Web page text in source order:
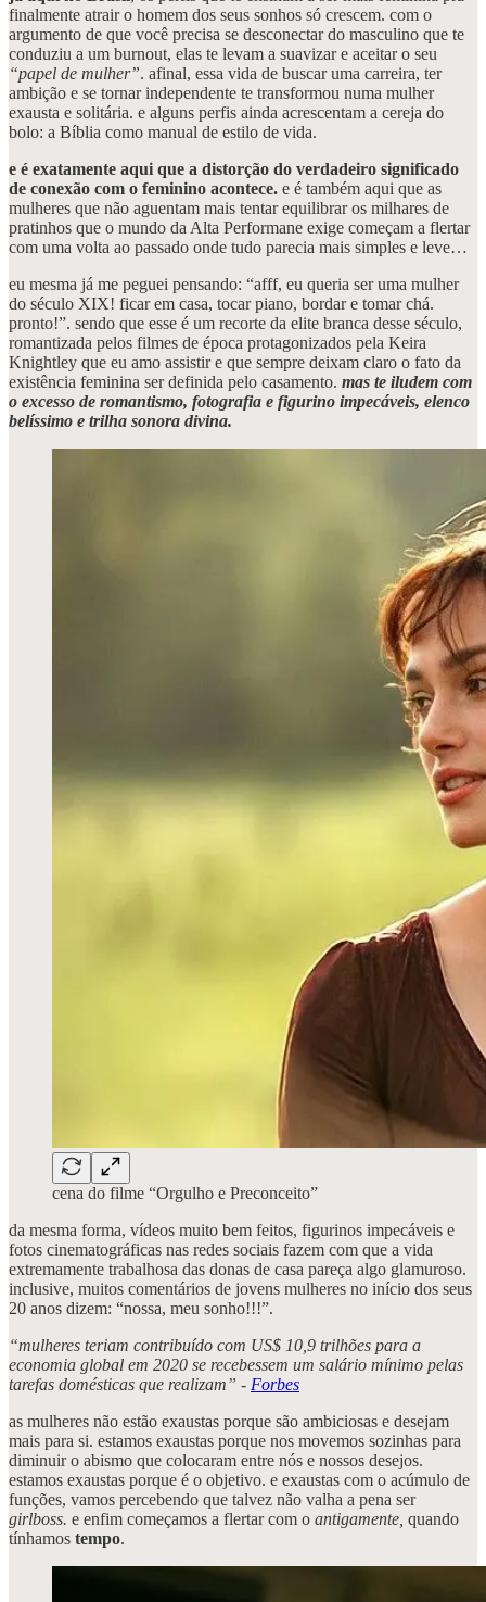
finalmente atrair o homem dos seus sonhos só crescem. com o
argumento de que você precisa se desconectar do masculino que te
conduziu a um burnout, elas te levam a suavizar e aceitar o seu
“papel de mulher”. afinal, essa vida de buscar uma carreira, ter
ambição e se tornar independente te transformou numa mulher
exausta e solitária. e alguns perfis ainda acrescentam a cereja do
bolo: a Bíblia como manual de estilo de vida.
e é exatamente aqui que a distorção do verdadeiro significado
de conexão com o feminino acontece. e é também aqui que as
mulheres que não aguentam mais tentar equilibrar os milhares de
pratinhos que o mundo da Alta Performane exige começam a flertar
com uma volta ao passado onde tudo parecia mais simples e leve…
eu mesma já me peguei pensando: “afff, eu queria ser uma mulher
do século XIX! ficar em casa, tocar piano, bordar e tomar chá.
pronto!”. sendo que esse é um recorte da elite branca desse século,
romantizada pelos filmes de época protagonizados pela Keira
Knightley que eu amo assistir e que sempre deixam claro o fato da
existência feminina ser definida pelo casamento. mas te iludem com
o excesso de romantismo, fotografia e figurino impecáveis, elenco
belíssimo e trilha sonora divina.
cena do filme “Orgulho e Preconceito”
da mesma forma, vídeos muito bem feitos, figurinos impecáveis e
fotos cinematográficas nas redes sociais fazem com que a vida
extremamente trabalhosa das donas de casa pareça algo glamuroso.
inclusive, muitos comentários de jovens mulheres no início dos seus
20 anos dizem: “nossa, meu sonho!!!”.
“mulheres teriam contribuído com US$ 10,9 trilhões para a
economia global em 2020 se recebessem um salário mínimo pelas
tarefas domésticas que realizam” - Forbes
as mulheres não estão exaustas porque são ambiciosas e desejam
mais para si. estamos exaustas porque nos movemos sozinhas para
diminuir o abismo que colocaram entre nós e nossos desejos.
estamos exaustas porque é o objetivo. e exaustas com o acúmulo de
funções, vamos percebendo que talvez não valha a pena ser
girlboss. e enfim começamos a flertar com o antigamente, quando
tínhamos tempo.